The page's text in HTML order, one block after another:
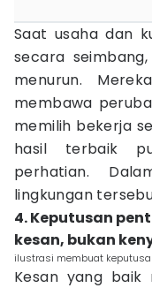
Saat usaha dan
secara
menurun.
membawa
memilih bekerja
hasil terbaik
perhatian.
lingkungan
4. Keputusan
kesan, bukan
ilustrasi membuat keputusan
Kesan yang